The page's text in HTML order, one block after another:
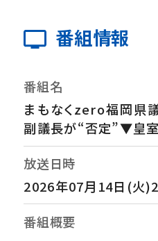
番組情報
番組名
まもなくzero福岡県
副議長が“否定”▼皇
放送日時
2026年07月14日(火
番組概要